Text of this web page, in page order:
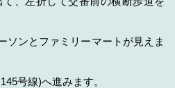
ソンとファミリーマートが見えま
号線)へ進みます。